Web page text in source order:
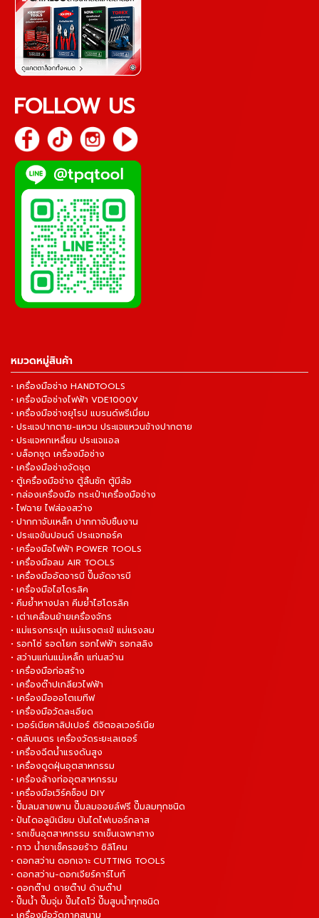
FOLLOW US
หมวดหมู่สินค้า
• เครื่องมือช่าง HANDTOOLS
• เครื่องมือช่างไฟฟ้า VDE1000V
• เครื่องมือช่างยุโรป แบรนด์พรีเมี่ยม
• ประแจปากตาย-แหวน ประแจแหวนข้างปากตาย
• ประแจหกเหลี่ยม ประแจแอล
• บล็อกชุด เครื่องมือช่าง
• เครื่องมือช่างจัดชุด
• ตู้เครื่องมือช่าง ตู้ลิ้นชัก ตู้มีล้อ
• กล่องเครื่องมือ กระเป๋าเครื่องมือช่าง
• ไฟฉาย ไฟส่องสว่าง
• ปากกาจับเหล็ก ปากกาจับชิ้นงาน
• ประแจขันปอนด์ ประแจทอร์ค
• เครื่องมือไฟฟ้า POWER TOOLS
• เครื่องมือลม AIR TOOLS
• เครื่องมืออัดจารบี ปั๊มอัดจารบี
• เครื่องมือไฮโดรลิค
• คีมย้ำหางปลา คีมย้ำไฮโดรลิค
• เต่าเคลื่อนย้ายเครื่องจักร
• แม่แรงกระปุก แม่แรงตะเข้ แม่แรงลม
• รอกโซ่ รอดโยก รอกไฟฟ้า รอกสลิง
• สว่านแท่นแม่เหล็ก แท่นสว่าน
• เครื่องมือก่อสร้าง
• เครื่องต๊าปเกลียวไฟฟ้า
• เครื่องมือออโตเมทีฟ
• เครื่องมือวัดละเอียด
• เวอร์เนียคาลิปเปอร์ ดิจิตอลเวอร์เนีย
• ตลับเมตร เครื่องวัดระยะเลเซอร์
• เครื่องฉีดน้ำแรงดันสูง
• เครื่องดูดฝุ่นอุตสาหกรรม
• เครื่องล้างท่ออุตสาหกรรม
• เครื่องมือเวิร์คช็อป DIY
• ปั๊มลมสายพาน ปั๊มลมออยล์ฟรี ปั๊มลมทุกชนิด
• ปันไดอลูมิเนียม บันไดไฟเบอร์กลาส
• รถเข็นอุตสาหกรรม รถเข็นเฉพาะทาง
• กาว น้ำยาเช็ครอยร้าว ซิลิโคน
• ดอกสว่าน ดอกเจาะ CUTTING TOOLS
• ดอกสว่าน-ดอกเจียร์คาร์ไบท์
• ดอกต๊าป ดายต๊าป ด้ามต๊าป
• ปั๊มน้ำ ปั๊มจุ่ม ปั๊มไดโว่ ปั๊มสูบน้ำทุกชนิด